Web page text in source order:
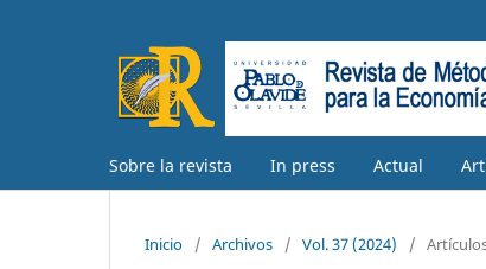
Sobre la revista In press Actual
Inicio / Archivos / Vol. 37 (2024) /